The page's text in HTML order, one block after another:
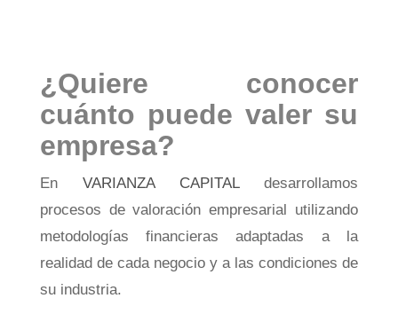
¿Quiere conocer
cuánto puede valer su
empresa?
En VARIANZA CAPITALdesarrollamos
procesos de valoración empresarial utilizando
metodologías financieras adaptadas a la
realidad de cada negocio y a las condiciones de
su industria.